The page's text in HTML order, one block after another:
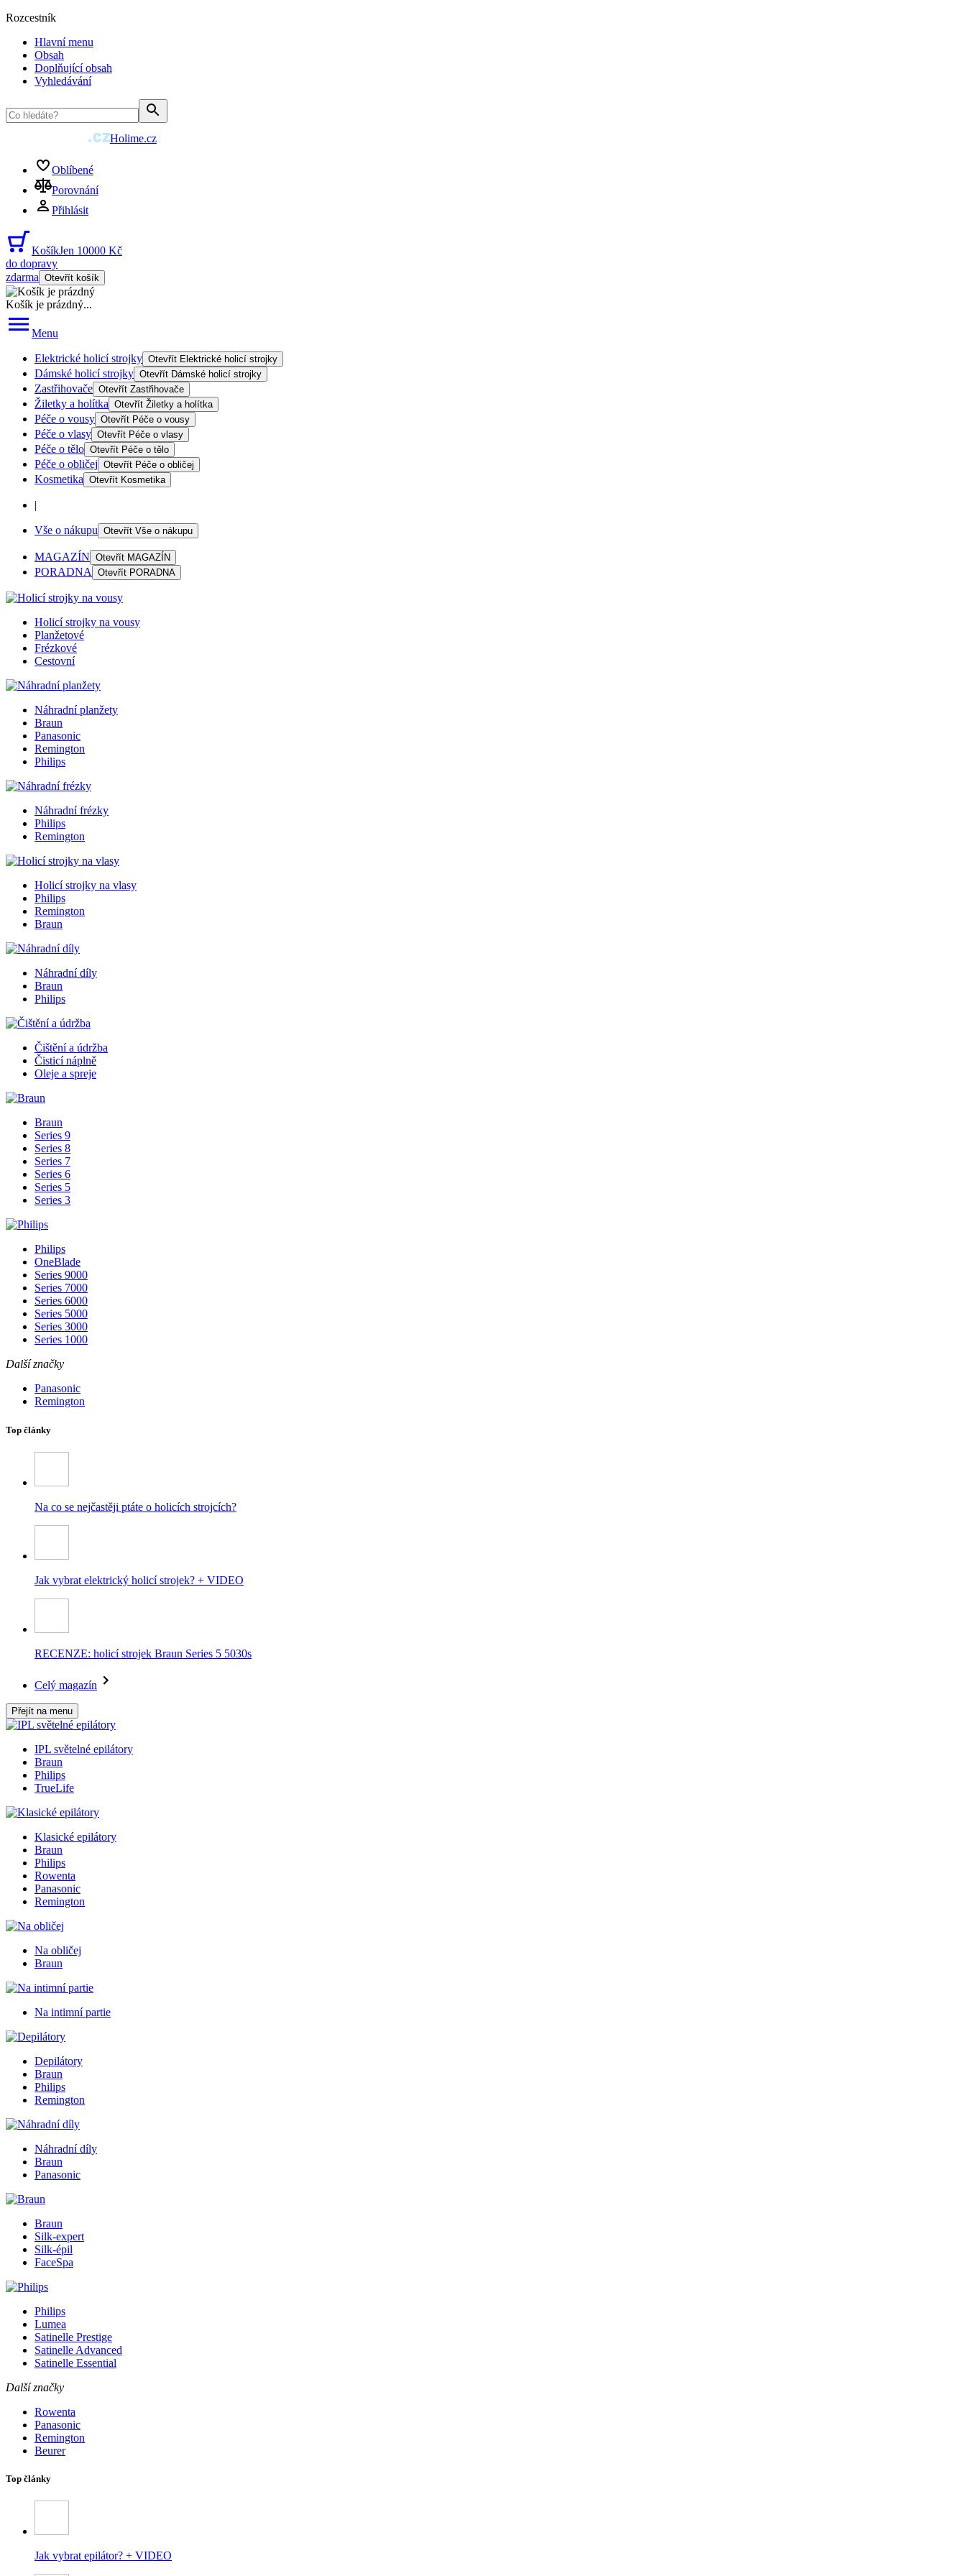
Rozcestník
Hlavní menu
Obsah
Doplňující obsah
Vyhledávání
Holime.cz
Oblíbené
Porovnání
Přihlásit
KošíkJen 10000 Kč
do dopravy
zdarma Otevřít košík
Košík je prázdný...
Menu
Elektrické holicí strojky Otevřít Elektrické holicí strojky
Dámské holicí strojky Otevřít Dámské holicí strojky
Zastřihovače Otevřít Zastřihovače
Žiletky a holítka Otevřít Žiletky a holítka
Péče o vousy Otevřít Péče o vousy
Péče o vlasy Otevřít Péče o vlasy
Péče o tělo Otevřít Péče o tělo
Péče o obličej Otevřít Péče o obličej
Kosmetika Otevřít Kosmetika
|
Vše o nákupu Otevřít Vše o nákupu
MAGAZÍN Otevřít MAGAZÍN
PORADNA Otevřít PORADNA
Holicí strojky na vousy
Planžetové
Frézkové
Cestovní
Náhradní planžety
Braun
Panasonic
Remington
Philips
Náhradní frézky
Philips
Remington
Holicí strojky na vlasy
Philips
Remington
Braun
Náhradní díly
Braun
Philips
Čištění a údržba
Čisticí náplně
Oleje a spreje
Braun
Series 9
Series 8
Series 7
Series 6
Series 5
Series 3
Philips
OneBlade
Series 9000
Series 7000
Series 6000
Series 5000
Series 3000
Series 1000
Další značky
Panasonic
Remington
Top články
Na co se nejčastěji ptáte o holicích strojcích?
Jak vybrat elektrický holicí strojek? + VIDEO
RECENZE: holicí strojek Braun Series 5 5030s
Celý magazín
Přejít na menu
IPL světelné epilátory
Braun
Philips
TrueLife
Klasické epilátory
Braun
Philips
Rowenta
Panasonic
Remington
Na obličej
Braun
Na intimní partie
Depilátory
Braun
Philips
Remington
Náhradní díly
Braun
Panasonic
Braun
Silk-expert
Silk-épil
FaceSpa
Philips
Lumea
Satinelle Prestige
Satinelle Advanced
Satinelle Essential
Další značky
Rowenta
Panasonic
Remington
Beurer
Top články
Jak vybrat epilátor? + VIDEO